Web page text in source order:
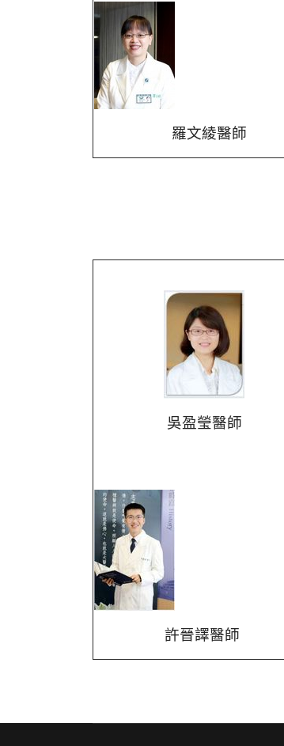
羅文綾醫師
吳盈瑩醫師
許晉譯醫師